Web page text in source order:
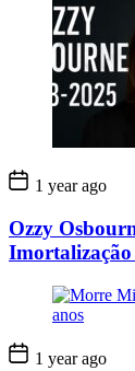
1 year ago
Ozzy
1 year ago